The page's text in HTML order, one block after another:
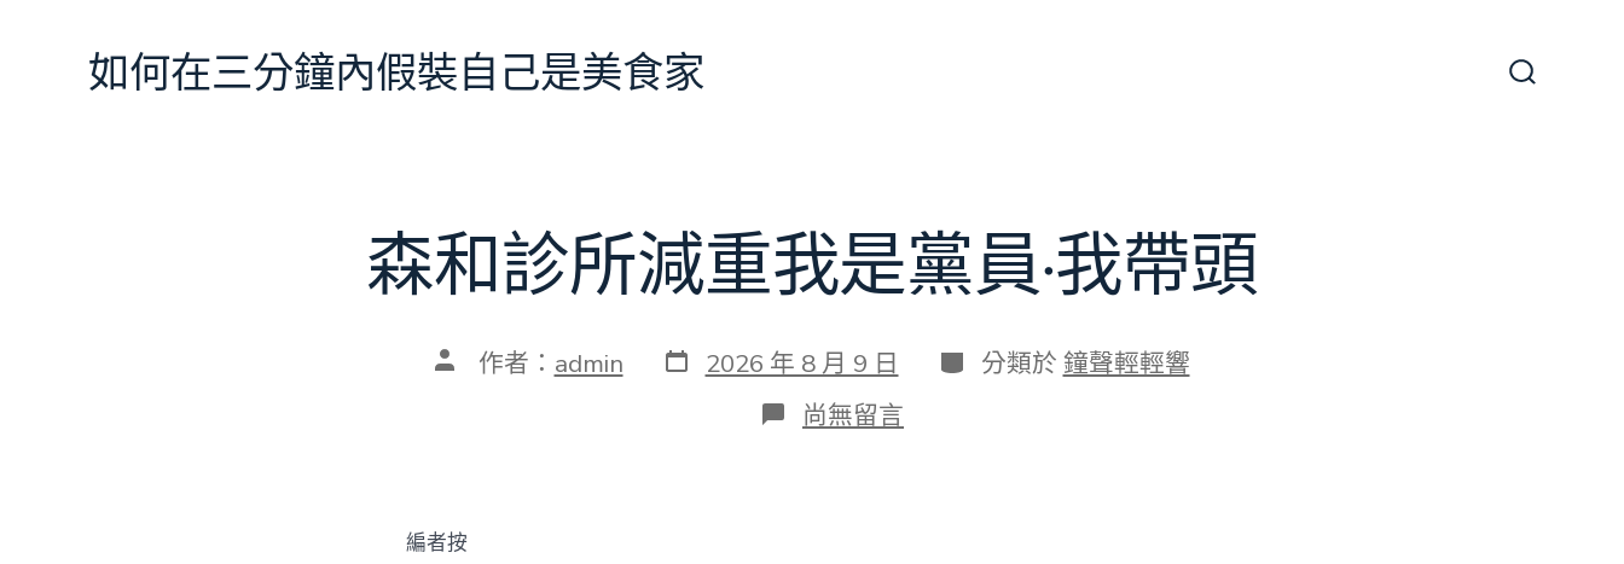
如何在三分鐘內假裝自己是美食家
森和診所減重我是黨員·我帶頭
文 作者： admin 發
表
2026 年 8 月 9 日 分
類
分類於 鐘聲輕輕響
在
〈森
尚無留言
編者按